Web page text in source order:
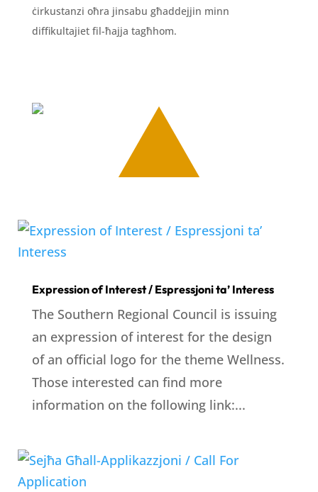
ċirkustanzi oħra jinsabu għaddejjin minn
diffikultajiet fil-ħajja tagħhom.
Expression of Interest / Espressjoni ta’ Interess
The Southern Regional Council is issuing
an expression of interest for the design
of an official logo for the theme Wellness.
Those interested can find more
information on the following link:...